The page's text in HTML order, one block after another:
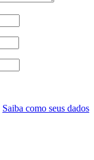
Saiba como seus dados